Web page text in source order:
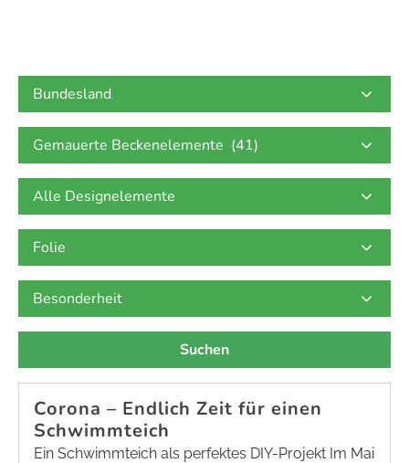
Corona – Endlich Zeit für einen
Schwimmteich
Ein Schwimmteich als perfektes DIY-Projekt Im Mai